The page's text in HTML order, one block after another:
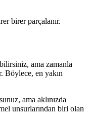
birer parçalanır.
ama zamanla
Böylece, en yakın
ama aklınızda
unsurlarından biri olan